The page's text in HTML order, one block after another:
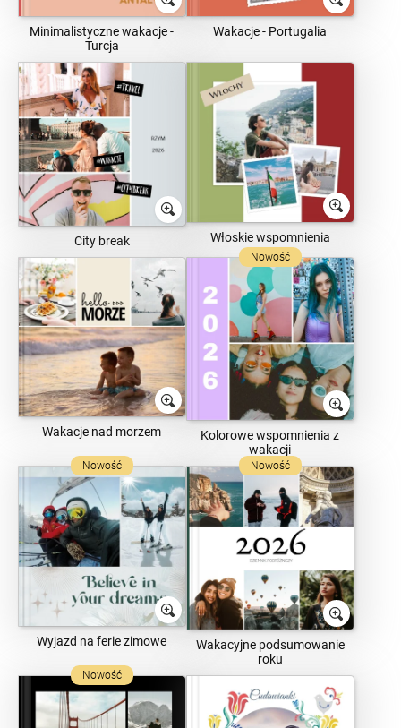
Minimalistyczne wakacje -
Turcja
Wakacje - Portugalia
City break Włoskie wspomnienia
Wakacje nad morzem
Nowość
Kolorowe wspomnienia z
wakacji
Nowość
Wyjazd na ferie zimowe
Nowość
Wakacyjne podsumowanie
roku
Nowość